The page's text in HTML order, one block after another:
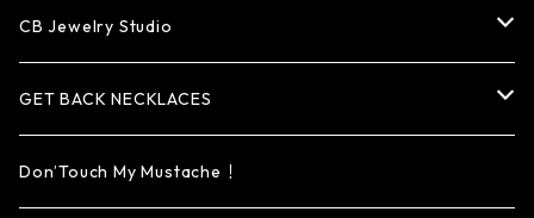
HAT・CAP
OTHER
OTHER ITEM
reMIC
NECKLACE
BRACELET
KEY CHAIN
PENDANT
NECKLACE
BRACELET
PENDANT
CUFF・BANGLE
RING
EARRING
PENDANT
CB Jewelry Studio
RING
EARRING・EAR CUFF
GET BACK NECKLACES
ORIGINAL COLLECTION
Don’Touch My Mustache！